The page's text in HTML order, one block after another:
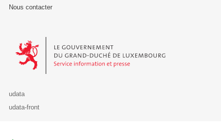
Nous contacter
Le Gouvernement du Grand-Duché de Luxembourg - Service
udata
udata-front